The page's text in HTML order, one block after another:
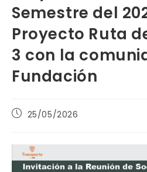
Semestre del
Proyecto Ruta
3 con la
Fundación
Publicación
entrada:
25/05/2026